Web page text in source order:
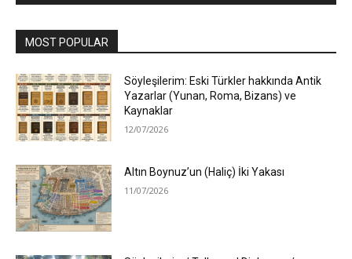
MOST POPULAR
Söyleşilerim: Eski Türkler hakkında Antik
Yazarlar (Yunan, Roma, Bizans) ve
Kaynaklar
12/07/2026
Altın Boynuz’un (Haliç) İki Yakası
11/07/2026